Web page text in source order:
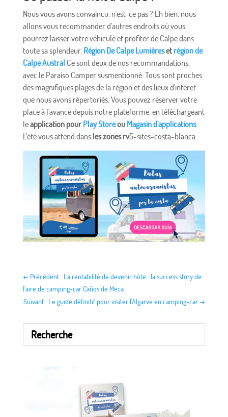
Nous vous avons convaincu, n'est-ce pas ? Eh bien, nous
allons vous recommander d'autres endroits où vous
pourrez laisser votre véhicule et profiter de Calpe dans
toute sa splendeur. Région De Calpe Lumièresetrégion de
Calpe Austral Ce sont deux de nos recommandations,
avec le Paraíso Camper susmentionné. Tous sont proches
des magnifiques plages de la région et des lieux d'intérêt
que nous avons répertoriés. Vous pouvez réserver votre
place à l'avance depuis notre plateforme, en téléchargeant
leapplication pour Play Storeou Magasin d'applications.
L'été vous attend dans les zones rv5-sites-costa-blanca
← Précédent : La rentabilité de devenir hôte : la success story de
l'aire de camping-car Caños de Meca
Suivant : Le guide définitif pour visiter l'Algarve en camping-car →